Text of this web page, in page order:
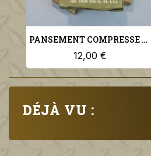
DÉJÀ VU :
PANSEMENT COMPRESSE INDIVIDUEL US FIRST AIDE EN CARTON
12,00 €